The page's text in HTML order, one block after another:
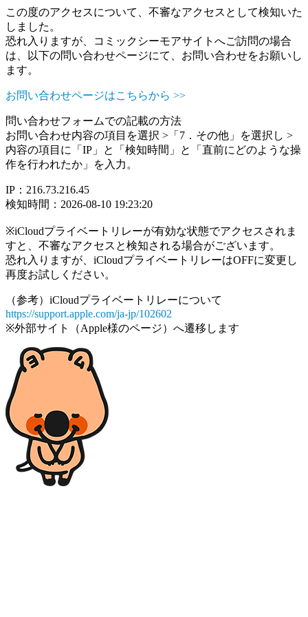
この度のアクセスについて、不審なアクセスとして検知いた
しました。
恐れ入りますが、コミックシーモアサイトへご訪問の場合
は、以下の問い合わせページにて、お問い合わせをお願いし
ます。
お問い合わせページはこちらから >>
問い合わせフォームでの記載の方法
お問い合わせ内容の項目を選択 >「7．その他」を選択し >
内容の項目に「IP」と「検知時間」と「直前にどのような操
作を行われたか」を入力。
IP：216.73.216.45
検知時間：2026-08-10 19:23:20
※iCloudプライベートリレーが有効な状態でアクセスされま
すと、不審なアクセスと検知される場合がございます。
恐れ入りますが、iCloudプライベートリレーはOFFに変更し
再度お試しください。
（参考）iCloudプライベートリレーについて
https://support.apple.com/ja-jp/102602
※外部サイト（Apple様のページ）へ遷移します